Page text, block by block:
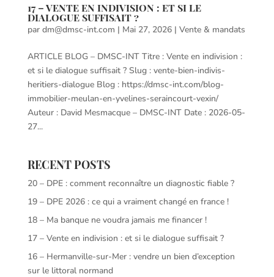
17 – VENTE EN INDIVISION : ET SI LE
DIALOGUE SUFFISAIT ?
par dm@dmsc-int.com | Mai 27, 2026| Vente & mandats
ARTICLE BLOG – DMSC-INT Titre : Vente en indivision :
et si le dialogue suffisait ? Slug : vente-bien-indivis-
heritiers-dialogue Blog : https://dmsc-int.com/blog-
immobilier-meulan-en-yvelines-seraincourt-vexin/
Auteur : David Mesmacque – DMSC-INT Date : 2026-05-
27...
RECENT POSTS
20 – DPE : comment reconnaître un diagnostic fiable ?
19 – DPE 2026 : ce qui a vraiment changé en france !
18 – Ma banque ne voudra jamais me financer !
17 – Vente en indivision : et si le dialogue suffisait ?
16 – Hermanville-sur-Mer : vendre un bien d’exception
sur le littoral normand